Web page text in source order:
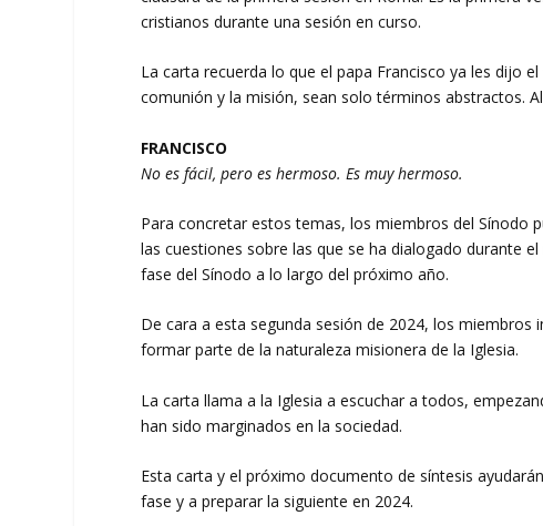
cristianos durante una sesión en curso.
La carta recuerda lo que el papa Francisco ya les dijo
comunión y la misión, sean solo términos abstractos.
FRANCISCO
No es fácil, pero es hermoso. Es muy hermoso.
Para concretar estos temas, los miembros del Sínodo
las cuestiones sobre las que se ha dialogado durante
fase del Sínodo a lo largo del próximo año.
De cara a esta segunda sesión de 2024, los
formar parte de la naturaleza misionera de la Iglesia.
La carta llama a la Iglesia a escuchar a todos,
han sido marginados en la sociedad.
Esta carta y el próximo documento de síntesis
fase y a preparar la siguiente en 2024.